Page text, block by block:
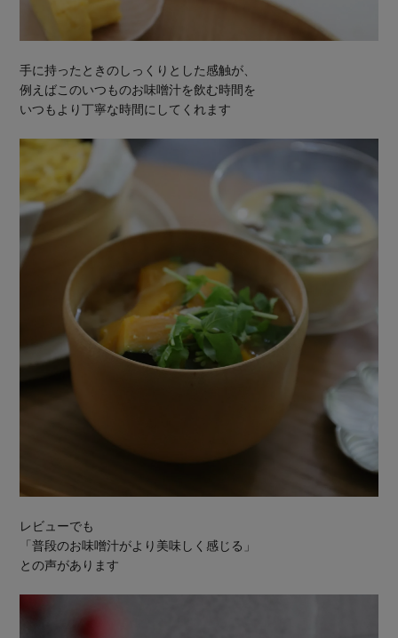
手に持ったときのしっくりとした感触が、
例えばこのいつものお味噌汁を飲む時間を
いつもより丁寧な時間にしてくれます
レビューでも
「普段のお味噌汁がより美味しく感じる」
との声があります